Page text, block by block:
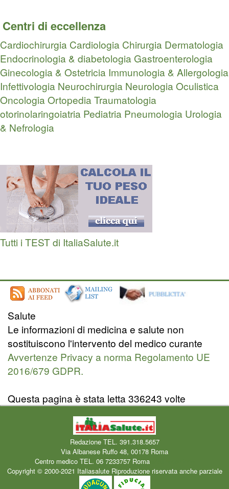
Centri di eccellenza
Cardiochirurgia Cardiologia Chirurgia Dermatologia
Endocrinologia & diabetologia Gastroenterologia
Ginecologia & Ostetricia Immunologia & Allergologia
Infettivologia Neurochirurgia NeurologiaOculistica
OncologiaOrtopedia Traumatologia
otorinolaringoiatria Pediatria Pneumologia Urologia
& Nefrologia
Tutti i TEST di ItaliaSalute.it
Salute
Le informazioni di medicina e salute non
sostituiscono l'intervento del medico curante
Avvertenze Privacy a norma Regolamento UE
2016/679 GDPR.
Questa pagina è stata letta 336243 volte
Redazione TEL. 391.318.5657
Via Albanese Ruffo 48, 00178 Roma
Centro medico TEL. 06 7233757 Roma
Copyright © 2000-2021 Italiasalute Riproduzione riservata anche parziale